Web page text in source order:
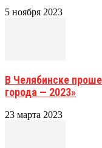
5 ноября 2023
В Челябинске
города — 2023»
23 марта 2023